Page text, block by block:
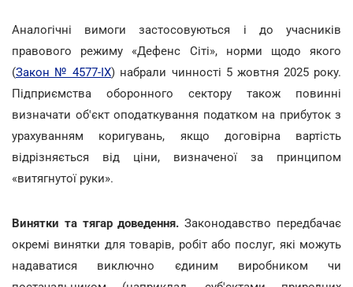
Аналогічні вимоги застосовуються і до учасників
правового режиму «Дефенс Сіті», норми щодо якого
(Закон № 4577-IX) набрали чинності 5 жовтня 2025 року.
Підприємства оборонного сектору також повинні
визначати об'єкт оподаткування податком на прибуток з
урахуванням коригувань, якщо договірна вартість
відрізняється від ціни, визначеної за принципом
«витягнутої руки».
Винятки та тягар доведення.Законодавство передбачає
окремі винятки для товарів, робіт або послуг, які можуть
надаватися виключно єдиним виробником чи